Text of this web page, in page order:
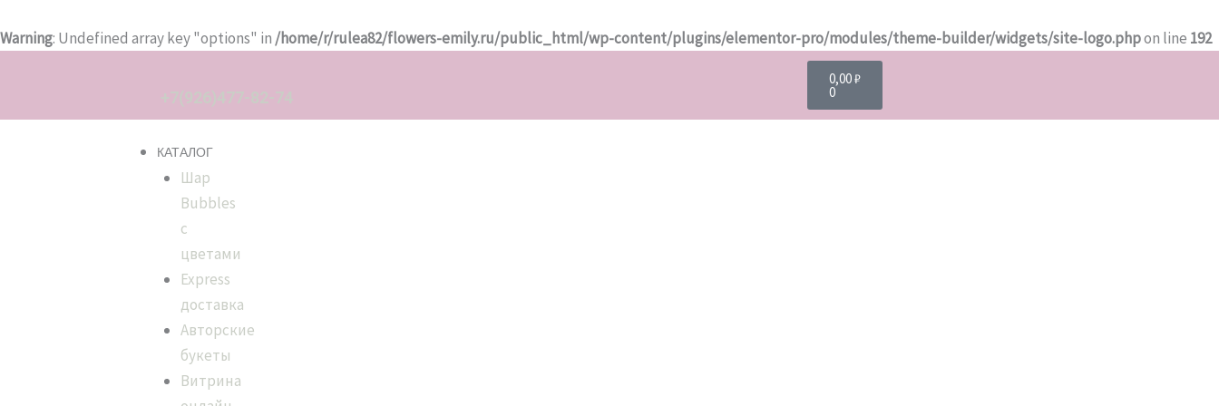
Warning: Undefined array key "options" in /home/r/rulea82/flowers-emily.ru/public_html/wp-content/plugins/elementor-pro/modules/theme-builder/widgets/site-logo.phpon line 192
к
0,00₽
0
Cart
КАТАЛОГ
Шар
Bubbles
с
цветами
Express
доставка
Авторские
букеты
Витрина